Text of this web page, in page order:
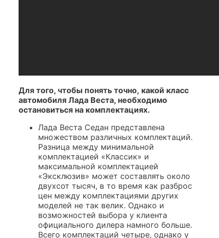
Для того, чтобы понять точно, какой класс
автомобиля Лада Веста, необходимо
остановиться на комплектациях.
Лада Веста Седан представлена
множеством различных комплектаций.
Разница между минимальной
комплектацией «Классик» и
максимальной комплектацией
«Эксклюзив» может составлять около
двухсот тысяч, в то время как разброс
цен между комплектациями других
моделей не так велик. Однако и
возможностей выбора у клиента
официального дилера намного больше.
Всего комплектаций четыре, однако у